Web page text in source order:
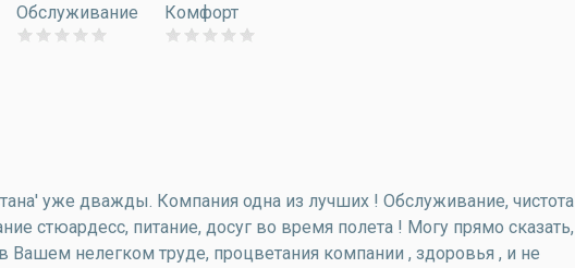
Обслуживание Комфорт
уже дважды. Компания одна из лучших ! Обслуживание, чистота
стюардесс, питание, досуг во время полета ! Могу прямо сказать,
нелегком труде, процветания компании , здоровья , и не